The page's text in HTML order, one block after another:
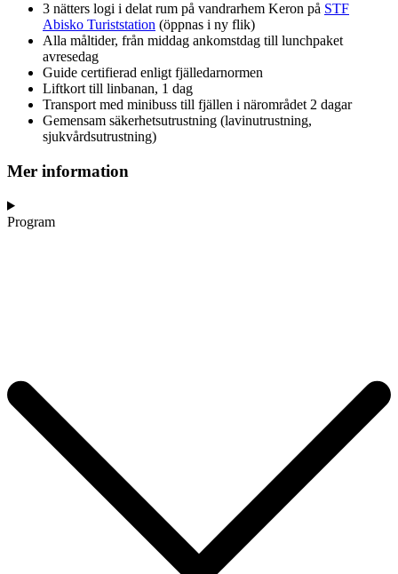
3 nätters logi i delat rum på vandrarhem Keron på STF
Abisko Turiststation (öppnas i ny flik)
Alla måltider, från middag ankomstdag till lunchpaket
avresedag
Guide certifierad enligt fjälledarnormen
Liftkort till linbanan, 1 dag
Transport med minibuss till fjällen i närområdet 2 dagar
Gemensam säkerhetsutrustning (lavinutrustning,
sjukvårdsutrustning)
Mer information
Program